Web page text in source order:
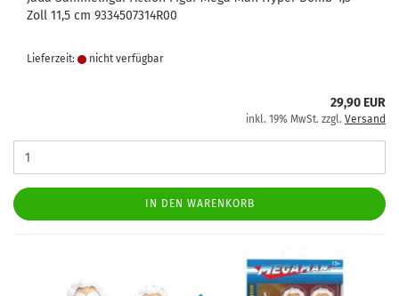
Zoll 11,5 cm 9334507314R00
Lieferzeit: nicht verfügbar
29,90 EUR
inkl. 19% MwSt. zzgl. Versand
IN DEN WARENKORB